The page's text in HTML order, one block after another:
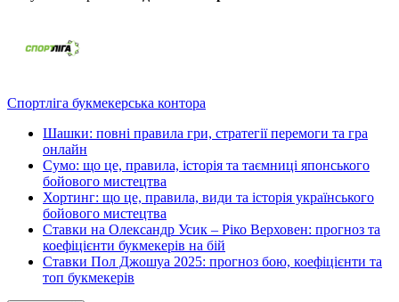
Спортліга букмекерська контора
Шашки: повні правила гри, стратегії перемоги та гра
онлайн
Сумо: що це, правила, історія та таємниці японського
бойового мистецтва
Хортинг: що це, правила, види та історія українського
бойового мистецтва
Ставки на Олександр Усик – Ріко Верховен: прогноз та
коефіцієнти букмекерів на бій
Ставки Пол Джошуа 2025: прогноз бою, коефіцієнти та
топ букмекерів